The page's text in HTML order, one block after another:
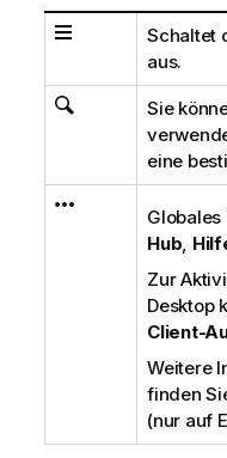
Schaltet
aus.
Sie
eine
Hub
Zur
Desktop
Client-
Weitere
finden
(nur auf